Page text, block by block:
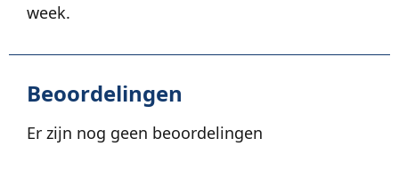
week.
Beoordelingen
Er zijn nog geen beoordelingen